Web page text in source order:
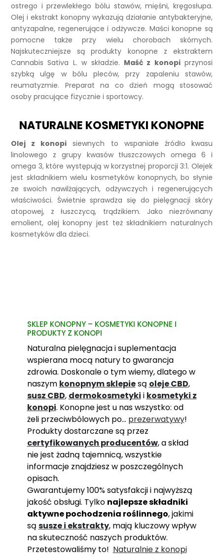
ostrego i przewlekłego bólu stawów, mięśni, kręgosłupa.
Olej i ekstrakt konopny wykazują działanie antybakteryjne,
antyzapalne, regenerujące i odżywcze. Maści konopne są
pomocne także przy wielu chorobach skórnych.
Najskuteczniejsze są produkty konopne z ekstraktem
Cannabis Sativa L. w składzie. Maść z konopiprzynosi
szybką ulgę w bólu pleców, przy zapaleniu stawów,
reumatyzmie. Preparat na co dzień mogą stosować
osoby pracujące fizycznie i sportowcy.
NATURALNE KOSMETYKI KONOPNE
Olej z konopi siewnych to wspaniałe źródło kwasu
linolowego z grupy kwasów tłuszczowych omega 6 i
omega 3, które występują w korzystnej proporcji 3:1. Olejek
jest składnikiem wielu kosmetyków konopnych, bo słynie
ze swoich nawilżających, odżywczych i regenerujących
właściwości. Świetnie sprawdza się do pielęgnacji skóry
atopowej, z łuszczycą, trądzikiem. Jako niezrównany
emolient, olej konopny jest też składnikiem naturalnych
kosmetyków dla dzieci.
SKLEP KONOPNY – KOSMETYKI KONOPNE I
PRODUKTY Z KONOPI
Naturalna pielęgnacja i suplementacja
wspierana mocą natury to gwarancja
zdrowia. Doskonale o tym wiemy, dlatego w
naszym konopnymsklepiesą oleje CBD,
susz CBD, dermokosmetyki i kosmetyki z
konopi. Konopne jest u nas wszystko: od
żeli przeciwbólowych po… prezerwatywy!
Produkty dostarczane są przez
certyfikowanych producentów, a skład
nie jest żadną tajemnicą, wszystkie
informacje znajdziesz w poszczególnych
opisach.
Gwarantujemy 100% satysfakcji i najwyższą
jakość obsługi. Tylko najlepsze składniki
aktywne pochodzenia roślinnego, jakimi
są susze i ekstrakty, mają kluczowy wpływ
na skuteczność naszych produktów.
Przetestowaliśmy to! Naturalnie z konopi